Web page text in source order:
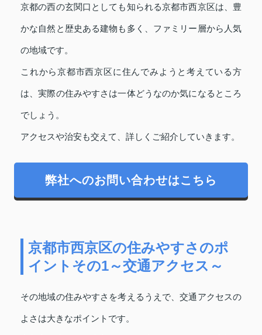
京都の西の玄関口としても知られる京都市西京区は、豊
かな自然と歴史ある建物も多く、ファミリー層から人気
の地域です。
これから京都市西京区に住んでみようと考えている方
は、実際の住みやすさは一体どうなのか気になるところ
でしょう。
アクセスや治安も交えて、詳しくご紹介していきます。
弊社へのお問い合わせはこちら
京都市西京区の住みやすさのポ
イントその1～交通アクセス～
その地域の住みやすさを考えるうえで、交通アクセスの
よさは大きなポイントです。